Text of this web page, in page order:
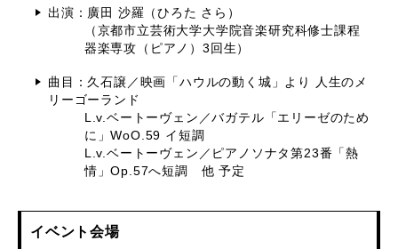
出演：廣田 沙羅（ひろた さら）
（京都市立芸術大学大学院音楽研究科修士課程
器楽専攻（ピアノ）3回生）
曲目：久石譲／映画「ハウルの動く城」より 人生のメ
リーゴーランド
L.v.ベートーヴェン／バガテル「エリーゼのため
に」WoO.59 イ短調
L.v.ベートーヴェン／ピアノソナタ第23番「熱
情」Op.57へ短調 他 予定
イベント会場